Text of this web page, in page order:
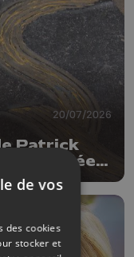
20/07/2026
Patrick
dégradée ?
de vos
des cookies
stocker et